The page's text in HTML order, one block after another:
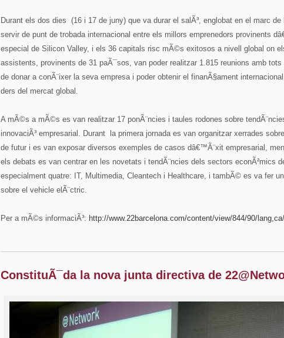
Durant els dos dies (16 i 17 de juny) que va durar el salÃ³, englobat en el marc
servir de punt de trobada internacional entre els millors emprenedors provinents
especial de Silicon Valley, i els 36 capitals risc mÃ©s exitosos a nivell global on
assistents, provinents de 31 paÃ¯sos, van poder realitzar 1.815 reunions amb
de donar a conÃ¨ixer la seva empresa i poder obtenir el finanÃ§ament
ders del mercat global.
A mÃ©s a mÃ©s es van realitzar 17 ponÃ¨ncies i taules rodones sobre
innovaciÃ³ empresarial. Durant la primera jornada es van organitzar xerrades
de futur i es van exposar diversos exemples de casos dâ€™Ã¨xit empresarial,
els debats es van centrar en les novetats i tendÃ¨ncies dels sectors econÃ²mics
especialment quatre: IT, Multimedia, Cleantech i Healthcare, i tambÃ© es va fer
sobre el vehicle elÃ¨ctric.
Per a mÃ©s informaciÃ³: http://www.22barcelona.com/content/view/844/90/lang,ca/
ConstituÃ¯da la nova junta directiva de